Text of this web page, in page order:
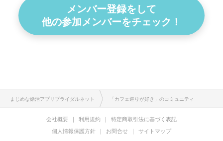
メンバー登録をして
他の参加メンバーをチェック！
まじめな婚活アプリブライダルネット 「カフェ巡りが好き」のコミュニティ
会社概要 利用規約
特定商取引法に基づく表記
個人情報保護方針
お問合せ サイトマップ